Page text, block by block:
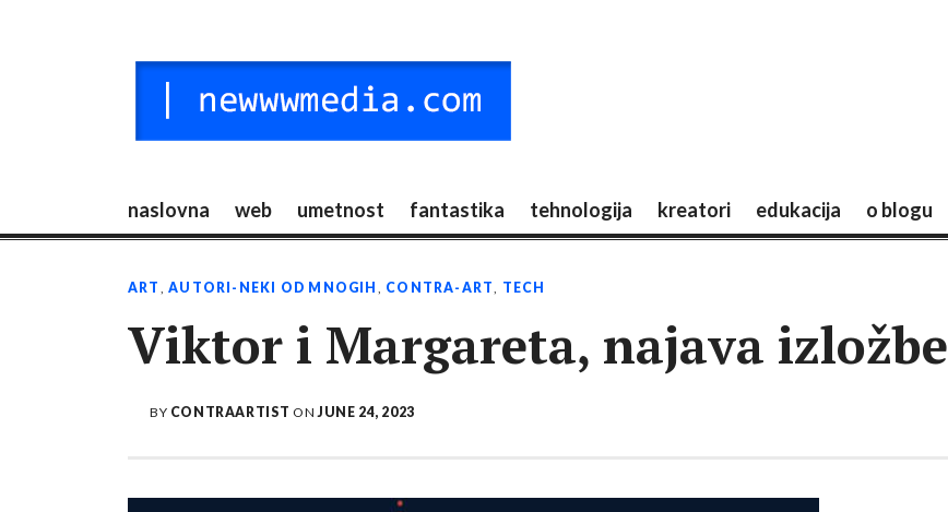
naslovna web umetnost fantastika tehnologija kreatori edukacija o blogu
ART ,AUTORI-NEKI OD MNOGIH , CONTRA-ART, TECH
Viktor i Margareta, najava izložbe
BY CONTRAARTIST ONJUNE 24, 2023